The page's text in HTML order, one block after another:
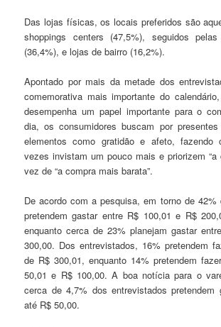
Das lojas físicas, os locais preferidos são
shoppings centers (47,5%), seguidos
(36,4%), e lojas de bairro (16,2%).
Apontado por mais da metade dos
comemorativa mais importante do
desempenha um papel importante para o
dia, os consumidores buscam por presentes
elementos como gratidão e afeto, fazendo
vezes invistam um pouco mais e priorizem “a
vez de “a compra mais barata”.
De acordo com a pesquisa, em torno de 42%
pretendem gastar entre R$ 100,01 e R$
enquanto cerca de 23% planejam gastar
300,00. Dos entrevistados, 16% pretendem
de R$ 300,01, enquanto 14% pretendem
50,01 e R$ 100,00. A boa notícia para o
cerca de 4,7% dos entrevistados pretendem
até R$ 50,00.